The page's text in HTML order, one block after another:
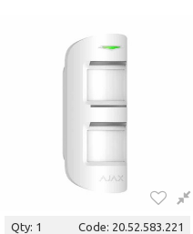
1 Code: 20.52.583.221